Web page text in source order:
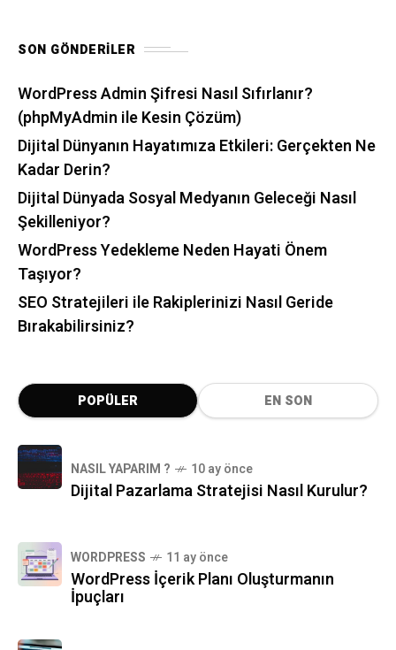
SON GÖNDERILER
WordPress Admin Şifresi Nasıl Sıfırlanır?
(phpMyAdmin ile Kesin Çözüm)
Dijital Dünyanın Hayatımıza Etkileri: Gerçekten Ne
Kadar Derin?
Dijital Dünyada Sosyal Medyanın Geleceği Nasıl
Şekilleniyor?
WordPress Yedekleme Neden Hayati Önem
Taşıyor?
SEO Stratejileri ile Rakiplerinizi Nasıl Geride
Bırakabilirsiniz?
POPÜLER EN SON
NASIL YAPARIM ? 10 ay önce
Dijital Pazarlama Stratejisi Nasıl Kurulur?
WORDPRESS 11 ay önce
WordPress İçerik Planı Oluşturmanın
İpuçları